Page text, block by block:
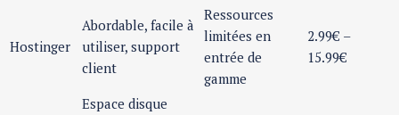
Hostinger
Abordable, facile à
utiliser, support
client
Ressources
limitées en
entrée de
gamme
2.99€ –
15.99€
Espace disque